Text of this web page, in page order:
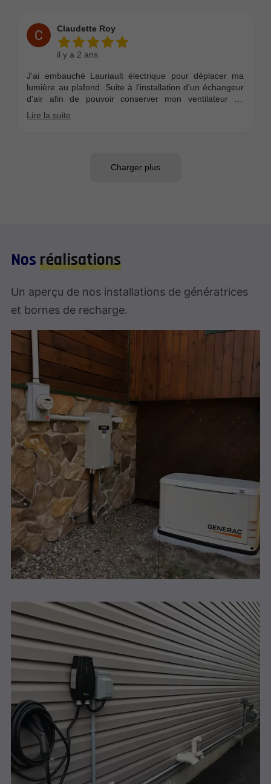
Nosréalisations
Un aperçu de nos installations de génératrices
et bornes de recharge.